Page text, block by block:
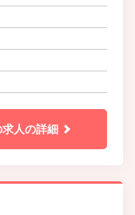
歩30分
求人の詳細